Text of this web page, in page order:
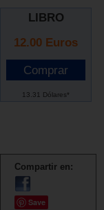
LIBRO
12.00 Euros
13.31 Dólares*
Compartir en:
Save